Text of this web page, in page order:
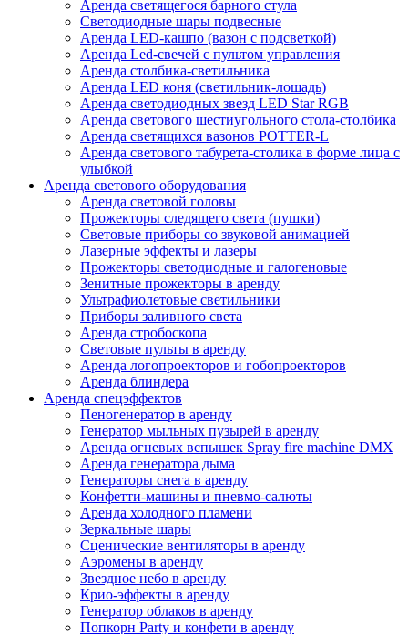
Аренда светящегося барного стула
Светодиодные шары подвесные
Аренда LED-кашпо (вазон с подсветкой)
Аренда Led-свечей с пультом управления
Аренда столбика-светильника
Аренда LED коня (светильник-лошадь)
Аренда светодиодных звезд LED Star RGB
Аренда светового шестиугольного стола-столбика
Аренда светящихся вазонов POTTER-L
Аренда светового табурета-столика в форме лица с
улыбкой
Аренда светового оборудования
Аренда световой головы
Прожекторы следящего света (пушки)
Световые приборы со звуковой анимацией
Лазерные эффекты и лазеры
Прожекторы светодиодные и галогеновые
Зенитные прожекторы в аренду
Ультрафиолетовые светильники
Приборы заливного света
Аренда стробоскопа
Световые пульты в аренду
Аренда логопроекторов и гобопроекторов
Аренда блиндера
Аренда спецэффектов
Пеногенератор в аренду
Генератор мыльных пузырей в аренду
Аренда огневых вспышек Spray fire machine DMX
Аренда генератора дыма
Генераторы снега в аренду
Конфетти-машины и пневмо-салюты
Аренда холодного пламени
Зеркальные шары
Сценические вентиляторы в аренду
Аэромены в аренду
Звездное небо в аренду
Крио-эффекты в аренду
Генератор облаков в аренду
Попкорн Party и конфети в аренду